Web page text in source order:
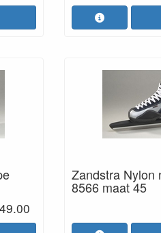
Zandstra Nylon
8566 maat 45